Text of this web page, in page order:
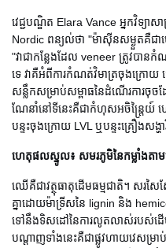
វេជ្ជបណ្ឌិត Elara Vance អ្នកវិទ្យាសាស្
Nordic ពន្យល់ថា "ម៉ាស៊ីនសម្ងួតគឺជា
"វាជាកន្លែងដែល veneer ត្រូវបាន
ទេ វាគឺអំពីការកំណត់វិមាត្រចុងក្រោយ
សន្លឹកសម្រាប់សម្ពាធនៃដំណើរកា
ណែនាំនៅទីនេះគឺជាកំហុសអចិន្ត្រៃយ៍ ហើ
បន្ទះចុងក្រោយ LVL ឬបន្ទះគ្រឿងសង្ហ
ហេតុផលស្នូល៖ សមរភូមិនៃកម្លាំងតាម
ឈើគឺជាវត្ថុធាតុដើមធម្មជាតិ។ សរស
គ្នាដោយម៉ាទ្រីសនៃ lignin និង
ទៅនឹងទិសដៅនៃការលូតលាស់របស់ដើ
បណ្តាញទាំងនេះគឺជាផ្លូវហាយវេស